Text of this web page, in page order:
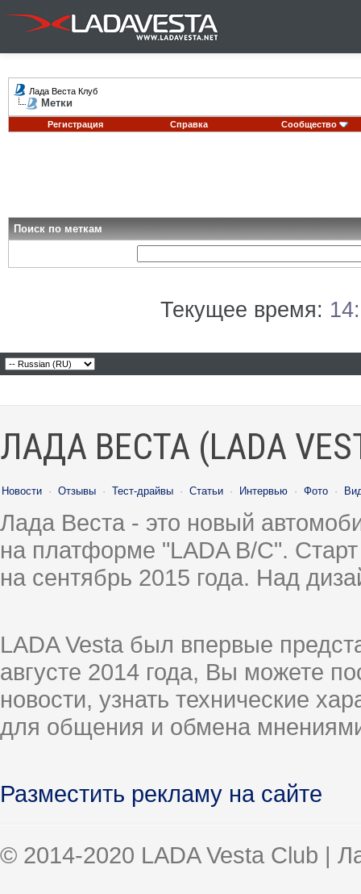
Лада Веста Клуб
Метки
Регистрация Справка Сообщество
Поиск по меткам
Текущее время:
ЛАДА ВЕСТА (LADA
Новости · Отзывы · Тест-драйвы · Статьи · Интервью · Фото ·
Лада Веста - это новый
на платформе "LADA B/C".
на сентябрь 2015 года. Над
LADA Vesta был впервые
августе 2014 года, Вы можете
новости, узнать технические
для общения и обмена
Разместить рекламу на сайте
© 2014-2020 LADA Vesta Club |